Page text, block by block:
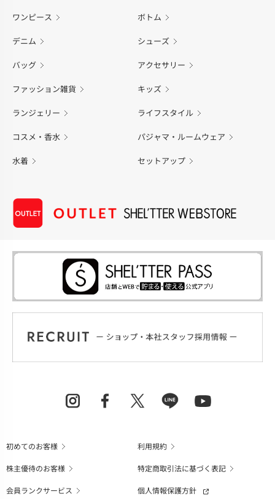
ワンピース ボトム
デニム シューズ
バッグ アクセサリー
ファッション雑貨 キッズ
ランジェリー ライフスタイル
コスメ・香水 パジャマ・ルームウェア
水着 セットアップ
初めてのお客様
利用規約
株主優待のお客様
特定商取引法に基づく表記
会員ランクサービス
個人情報保護方針